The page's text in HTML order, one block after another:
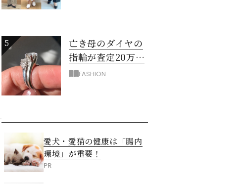
5
亡き母のダイヤの
指輪が査定20万…
売る？50代が出し
FASHION
愛犬・愛猫の健康は「腸内
環境」が重要！
PR